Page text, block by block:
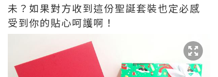
未？如果對方收到這份聖誕套裝也定必感
受到你的貼心呵護啊！